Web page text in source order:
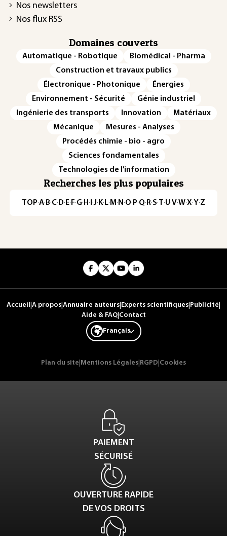
Nos newsletters
Nos flux RSS
Domaines couverts
Automatique - Robotique
Biomédical - Pharma
Construction et travaux publics
Électronique - Photonique
Énergies
Environnement - Sécurité
Génie industriel
Ingénierie des transports
Innovation
Matériaux
Mécanique
Mesures - Analyses
Procédés chimie - bio - agro
Sciences fondamentales
Technologies de l'information
Recherches les plus populaires
TOP·A·B·C· D· E· F·G· H · ·J· K· L· M · N ·O· P·Q· R·S·T·U·V·W·X·Y·Z
Accueil A propos Annuaire auteurs Experts scientifiques Publicité
Aide & FAQ| Contact
Français
Plan du site Mentions Légales RGPD Cookies
PAIEMENT
SÉCURISÉ
OUVERTURE RAPIDE
DE VOS DROITS